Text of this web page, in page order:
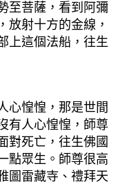
至菩薩，看到阿彌
放射十方的金線，
上這個法船，往生
心惶惶，那是世間
有人心惶惶，師尊
對死亡，往生佛國
點眾生。師尊很高
圖雷藏寺、禮拜天